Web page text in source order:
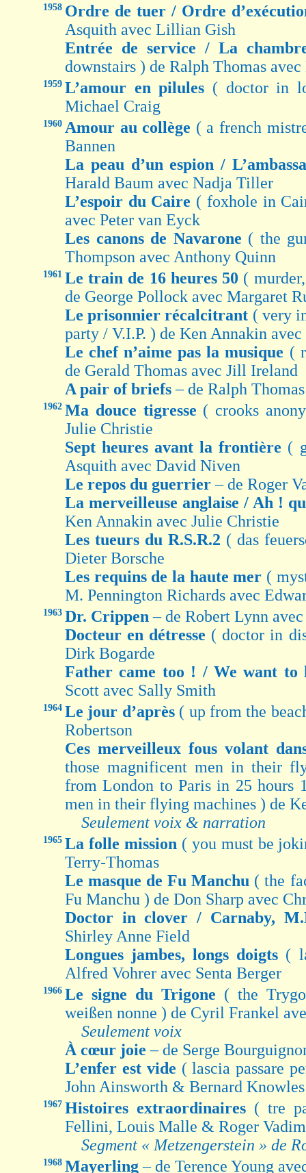
1958 Ordre de tuer / Ordre
Asquith avec Lillian Gish
Entrée de service / La
downstairs ) de Ralph Thomas
1959 L’amour en pilules ( doctor in
Michael Craig
1960 Amour au collège ( a french
Bannen
La peau d’un espion /
Harald Baum avec Nadja Tiller
L’espoir du Caire ( foxhole in
avec Peter van Eyck
Les canons de Navarone ( the
Thompson avec Anthony Quinn
1961 Le train de 16 heures 50 (
de George Pollock avec Margaret
Le prisonnier récalcitrant ( very
party / V.I.P. ) de Ken Annakin
Le chef n’aime pas la musique (
de Gerald Thomas avec Jill Ireland
A pair of briefs– de Ralph
1962 Ma douce tigresse ( crooks
Julie Christie
Sept heures avant la frontière (
Asquith avec David Niven
Le repos du guerrier– de Roger
La merveilleuse anglaise / Ah !
Ken Annakin avec Julie Christie
Les tueurs du R.S.R.2 ( das
Dieter Borsche
Les requins de la haute mer (
M. Pennington Richards avec
1963 Dr. Crippen– de Robert Lynn
Docteur en détresse ( doctor in
Dirk Bogarde
Father came too ! / We want
Scott avec Sally Smith
1964 Le jour d’après ( up from the
Robertson
Ces merveilleux fous volant
those magnificent men in their
from London to Paris in 25 hours
men in their flying machines ) de
Seulement voix & narration
1965 La folle mission ( you must be
Terry-Thomas
Le masque de Fu Manchu ( the
Fu Manchu ) de Don Sharp avec
Doctor in clover / Carnaby,
Shirley Anne Field
Longues jambes, longs doigts (
Alfred Vohrer avec Senta Berger
1966 Le signe du Trigone ( the
weißen nonne ) de Cyril Frankel
Seulement voix
À cœur joie– de Serge
L’enfer est vide ( lascia passare
John Ainsworth & Bernard
1967 Histoires extraordinaires ( tre
Fellini, Louis Malle & Roger Vadim
Segment « Metzengerstein » de
1968 Mayerling– de Terence Young